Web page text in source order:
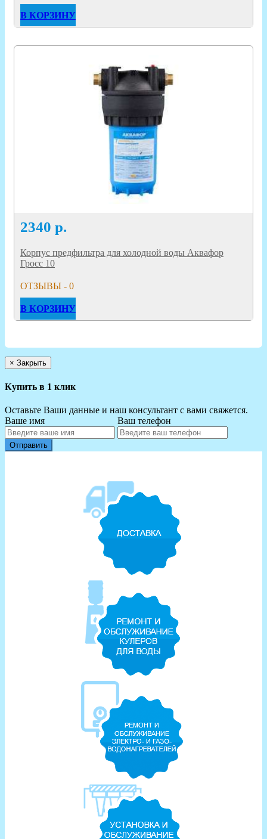
В КОРЗИНУ
2340 р.
Корпус предфильтра для холодной воды Аквафор
Гросс 10
ОТЗЫВЫ - 0
В КОРЗИНУ
× Закрыть
Купить в 1 клик
Оставьте Ваши данные и наш консультант с вами свяжется.
Ваше имя
Ваш телефон
Отправить